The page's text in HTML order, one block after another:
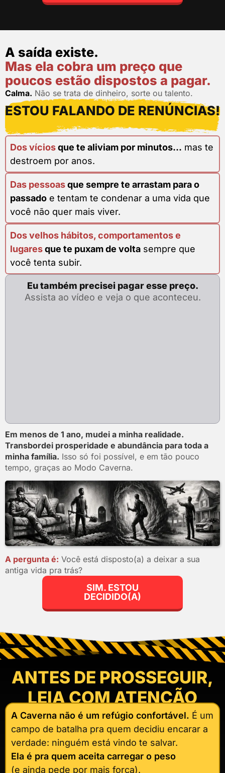
A saída existe.
Mas ela cobra um preço que
poucos estão dispostos a pagar.
Calma. Não se trata de dinheiro, sorte ou talento.
ESTOU FALANDO DE RENÚNCIAS!
Dos víciosque te aliviam por minutos... mas te
destroem por anos.
Das pessoasque sempre te arrastam para o
passado e tentam te condenar a uma vida que
você não quer mais viver.
Dos velhos hábitos, comportamentos e
lugaresque te puxam de volta sempre que
você tenta subir.
Eu também precisei pagar esse preço.
Assista ao vídeo e veja o que aconteceu.
Em menos de 1 ano, mudei a minha realidade.
Transbordei prosperidade e abundância para toda a
minha família. Isso só foi possível, e em tão pouco
tempo, graças ao Modo Caverna.
A pergunta é: Você está disposto(a) a deixar a sua
antiga vida pra trás?
SIM. ESTOU
DECIDIDO(A)
ANTES DE PROSSEGUIR,
LEIA COM ATENÇÃO
A Caverna não é um refúgio confortável. É um
campo de batalha pra quem decidiu encarar a
verdade: ninguém está vindo te salvar.
Ela é pra quem aceita carregar o peso
(e ainda pede por mais força).